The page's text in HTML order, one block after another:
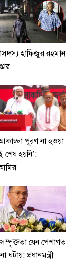
হাফিজুর রহমান
পূরণ না হওয়া
শেষ হয়নি’:
যেন পেশাগত
ঘটায়: প্রধানমন্ত্রী